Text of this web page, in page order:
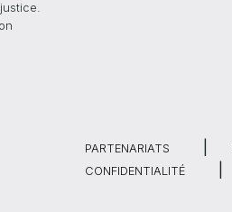
PARTENARIATS
CONFIDENTIALITÉ